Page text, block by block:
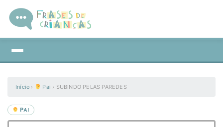
Início › Pai › SUBINDO PELAS PAREDES
PAI